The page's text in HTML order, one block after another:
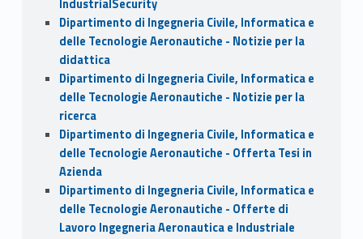
IndustrialSecurity
Dipartimento di Ingegneria Civile, Informatica e
delle Tecnologie Aeronautiche - Notizie per la
didattica
Dipartimento di Ingegneria Civile, Informatica e
delle Tecnologie Aeronautiche - Notizie per la
ricerca
Dipartimento di Ingegneria Civile, Informatica e
delle Tecnologie Aeronautiche - Offerta Tesi in
Azienda
Dipartimento di Ingegneria Civile, Informatica e
delle Tecnologie Aeronautiche - Offerte di
Lavoro Ingegneria Aeronautica e Industriale